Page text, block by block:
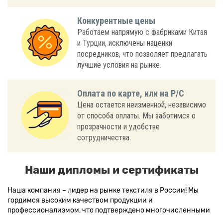
Конкурентные цены
Работаем напрямую с фабриками Китая
и Турции, исключены наценки
посредников, что позволяет предлагать
лучшие условия на рынке.
Оплата по карте, или на Р/С
Цена остается неизменной, независимо
от способа оплаты. Мы заботимся о
прозрачности и удобстве
сотрудничества.
Наши дипломы и сертификаты
Наша компания – лидер на рынке текстиля в России! Мы
гордимся высоким качеством продукции и
профессионализмом, что подтверждено многочисленными